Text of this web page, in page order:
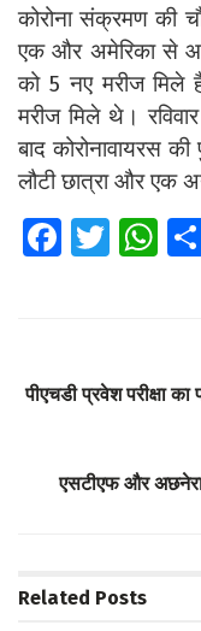
कोरोना संक्रमण की
एक और अमेरिका से
को 5 नए मरीज मिले
मरीज मिले थे।
बाद कोरोनावायरस
लौटी छात्रा और एक
Fa
o
T
W
A
p
पीएचडी प्रवेश परीक्षा
एसटीएफ और
Related Posts